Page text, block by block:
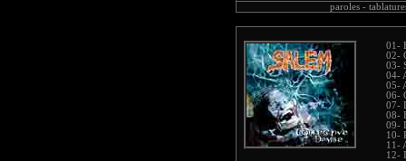
paroles -
01-
02-
03-
04-
05-
06-
07-
08-
09-
10-
11-
12-